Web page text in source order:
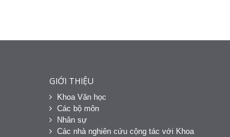
GIỚI THIỆU
Khoa Văn học
Các bộ môn
Nhân sự
Các nhà nghiên cứu cộng tác với Khoa